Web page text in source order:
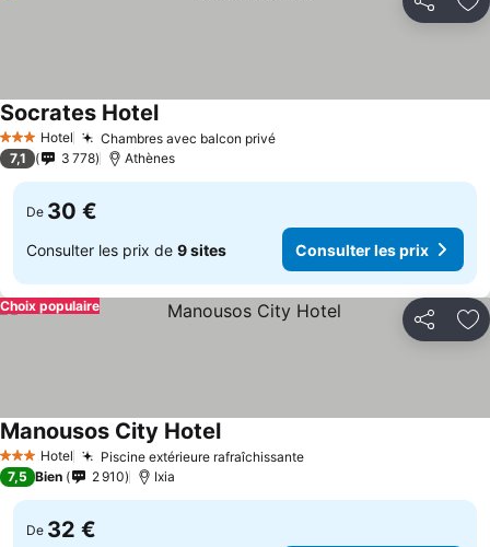
Partager
3 ÉtoilesHotel Chambres avec balcon privé
Socrates Hotel
7,1 3 778 Athènes
De 30 €
Consulter les prix de 9 sites Consulter les prix
Partager
Choix populaire
3 ÉtoilesHotel Piscine extérieure rafraîchissante
Manousos City Hotel
7,5 Bien 2 910 Ixia
De 32 €